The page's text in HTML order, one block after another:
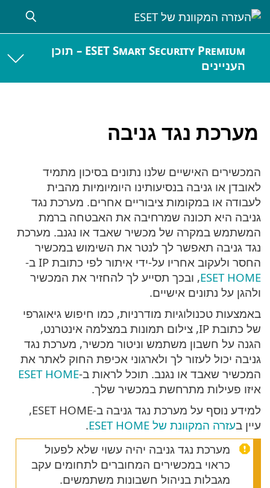
ESET Smart Security Premium – תוכן
העניינים
מערכת נגד גניבה
המכשירים האישיים שלנו נתונים בסיכון מתמיד
לאובדן או גניבה בנסיעותינו היומיומיות מהבית
לעבודה או במקומות ציבוריים אחרים. מערכת נגד
גניבה היא תכונה שמרחיבה את האבטחה ברמת
המשתמש במקרה של מכשיר שאבד או נגנב. מערכת
נגד גניבה תאפשר לך לנטר את השימוש במכשיר
החסר ולעקוב אחריו על-ידי איתור לפי כתובת IP ב-
ESET HOME, ובכך תסייע לך להחזיר את המכשיר
ולהגן על נתונים אישיים.
באמצעות טכנולוגיות מודרניות, כמו חיפוש גיאוגרפי
של כתובת IP, צילום תמונות במצלמה אינטרנט,
הגנה על חשבון משתמש וניטור מכשיר, מערכת נגד
גניבה יכול לעזור לך ולארגוני אכיפת החוק לאתר את
המכשיר שאבד או נגנב. תוכל לראות ב-ESET HOME
איזו פעילות מתרחשת במכשיר שלך.
למידע נוסף על מערכת נגד גניבה ב-ESET HOME,
עיין בעזרה המקוונת של ESET HOME
.
מערכת נגד גניבה יהיה עשוי שלא לפעול
כראוי במכשירים המחוברים לתחומים עקב
מגבלות בניהול חשבונות משתמשים.